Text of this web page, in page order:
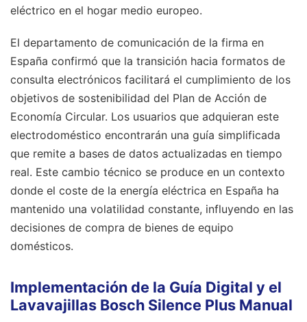
eléctrico en el hogar medio europeo.
El departamento de comunicación de la firma en
España confirmó que la transición hacia formatos de
consulta electrónicos facilitará el cumplimiento de los
objetivos de sostenibilidad del Plan de Acción de
Economía Circular. Los usuarios que adquieran este
electrodoméstico encontrarán una guía simplificada
que remite a bases de datos actualizadas en tiempo
real. Este cambio técnico se produce en un contexto
donde el coste de la energía eléctrica en España ha
mantenido una volatilidad constante, influyendo en las
decisiones de compra de bienes de equipo
domésticos.
Implementación de la Guía Digital y el
Lavavajillas Bosch Silence Plus Manual